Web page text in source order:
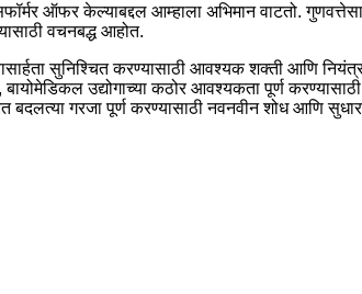
ऑफर केल्याबद्दल आम्हाला अभिमान वाटतो.
वचनबद्ध आहोत.
सुनिश्चित करण्यासाठी आवश्यक शक्ती आणि
उद्योगाच्या कठोर आवश्यकता पूर्ण
बदलत्या गरजा पूर्ण करण्यासाठी नवनवीन शोध आणि